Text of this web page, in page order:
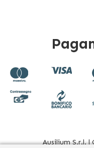
Ausilium S.r.l.